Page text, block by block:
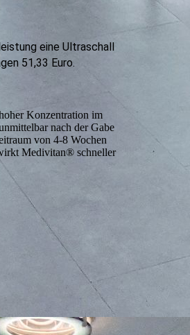
eine Ultraschall
51,33 Euro.
Konzentration im
nach der Gabe
von 4-8 Wochen
Medivitan® schneller